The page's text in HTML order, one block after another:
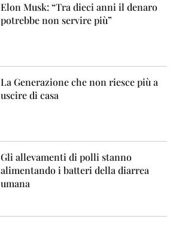
Elon Musk: “Tra dieci anni il denaro
potrebbe non servire più”
La Generazione che non riesce più a
uscire di casa
Gli allevamenti di polli stanno
alimentando i batteri della diarrea
umana